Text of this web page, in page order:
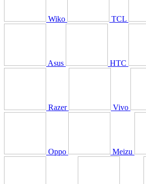
Wiko TCL
Asus HTC
Razer Vivo
Oppo Meizu